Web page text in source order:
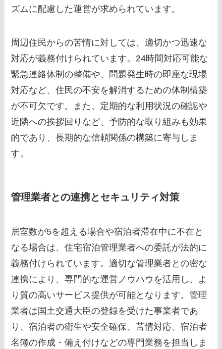
ズムに配慮した運営が求められています。
周辺住民からの苦情に対しては、適切かつ迅速な
対応が義務付けられています。24時間対応可能な
緊急連絡体制の整備や、問題発生時の即座な現場
対応など、住民の不安を解消するための体制構築
が不可欠です。また、定期的な利用状況の確認や
近隣への挨拶回りなど、予防的な取り組みも効果
的であり、長期的な信頼関係の構築に寄与しま
す。
管理業者との連携とセキュリティ対策
居室数が5を超える場合や宿泊者滞在中に不在と
なる場合は、住宅宿泊管理業者への委託が法的に
義務付けられています。適切な管理業者との密な
連携により、専門的な運営ノウハウを活用し、よ
り質の高いサービス提供が可能となります。管理
業者は国土交通大臣の登録を受けた事業者であ
り、宿泊者の衛生や安全確保、苦情対応、宿泊者
名簿の作成・備え付けなどの専門業務を担当しま